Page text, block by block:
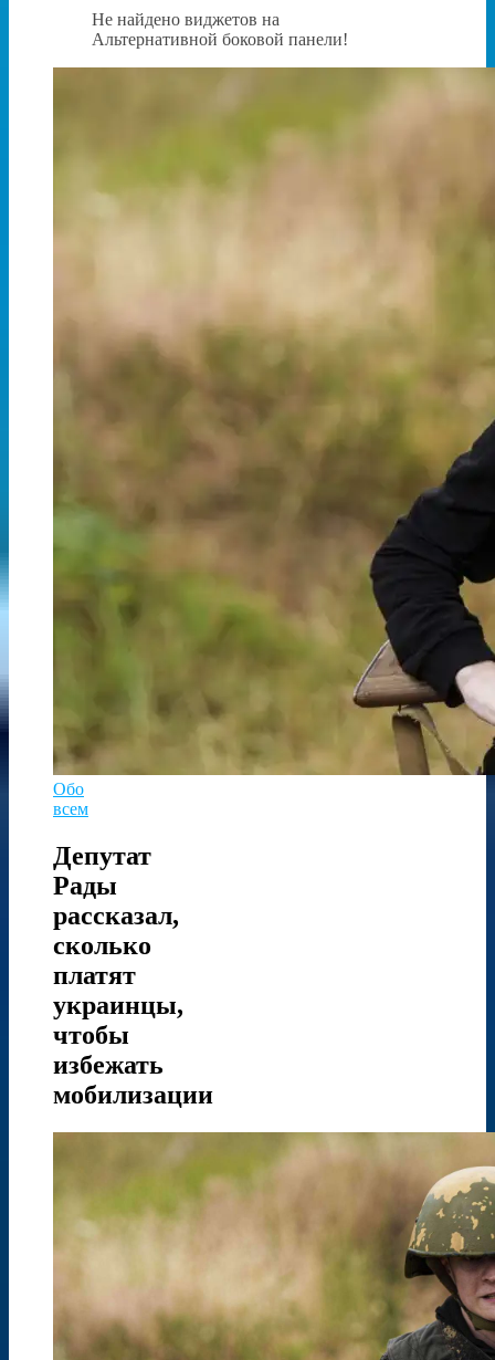
Не найдено виджетов на
Альтернативной боковой панели!
Обо
всем
Депутат
Рады
рассказал,
сколько
платят
украинцы,
чтобы
избежать
мобилизации